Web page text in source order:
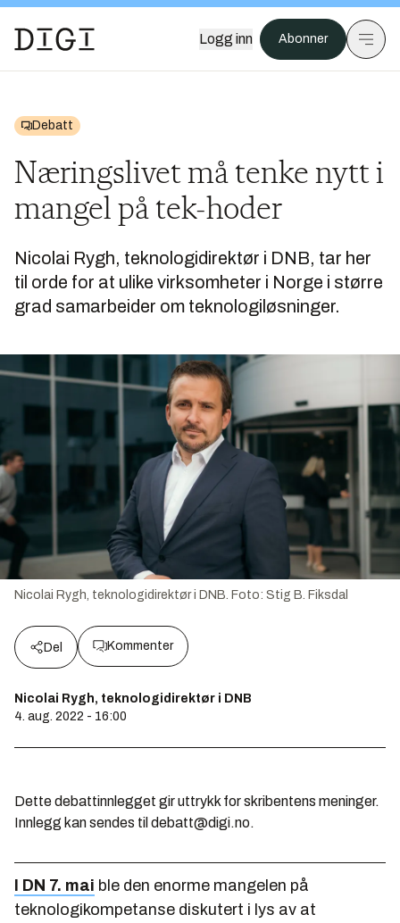
Logg inn Abonner
Debatt
Næringslivet må tenke nytt i
mangel på tek-hoder
Nicolai Rygh, teknologidirektør i DNB, tar her
til orde for at ulike virksomheter i Norge i større
grad samarbeider om teknologiløsninger.
Nicolai Rygh, teknologidirektør i DNB. Foto: Stig B. Fiksdal
Del Kommenter
Nicolai Rygh, teknologidirektør i DNB
4. aug. 2022 - 16:00
Dette debattinnlegget gir uttrykk for skribentens meninger.
Innlegg kan sendes til debatt@digi.no.
I DN 7. mai ble den enorme mangelen på
teknologikompetanse diskutert i lys av at